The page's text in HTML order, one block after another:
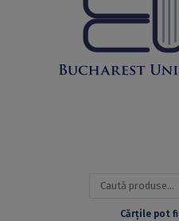
Caută
Cărțile pot